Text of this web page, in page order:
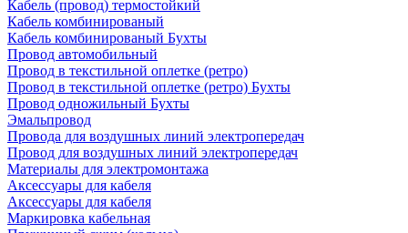
Кабель (провод) термостойкий
Кабель комбинированый
Кабель комбинированый Бухты
Провод автомобильный
Провод в текстильной оплетке (ретро)
Провод в текстильной оплетке (ретро) Бухты
Провод одножильный Бухты
Эмальпровод
Провода для воздушных линий электропередач
Провод для воздушных линий электропередач
Материалы для электромонтажа
Аксессуары для кабеля
Аксессуары для кабеля
Маркировка кабельная